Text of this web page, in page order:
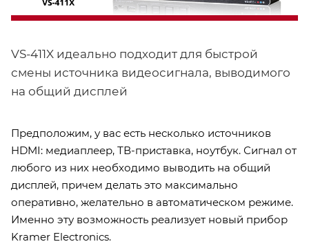
VS-411X идеально подходит для быстрой
смены источника видеосигнала, выводимого
на общий дисплей
Предположим, у вас есть несколько источников
HDMI: медиаплеер, ТВ-приставка, ноутбук. Сигнал от
любого из них необходимо выводить на общий
дисплей, причем делать это максимально
оперативно, желательно в автоматическом режиме.
Именно эту возможность реализует новый прибор
Kramer Electronics.